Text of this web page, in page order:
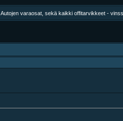
Autojen varaosat, sekä kaikki offitarvikkeet -